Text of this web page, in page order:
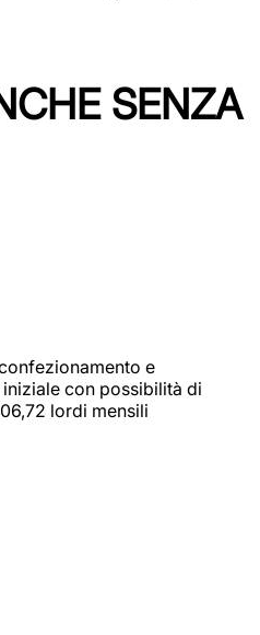
SENZA
e
con possibilità di
lordi mensili